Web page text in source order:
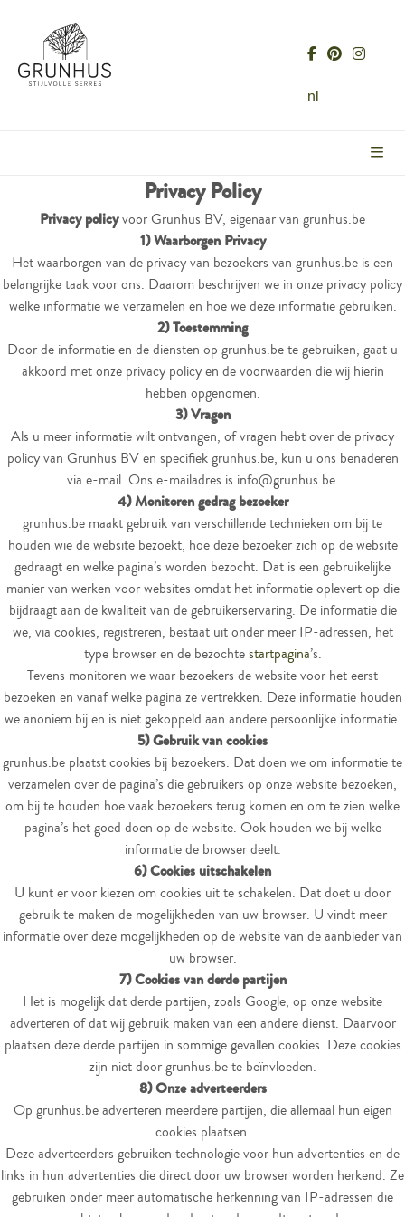
nl
Privacy Policy
Privacy policyvoor Grunhus BV, eigenaar van grunhus.be
1) Waarborgen Privacy
Het waarborgen van de privacy van bezoekers van grunhus.be is een
belangrijke taak voor ons. Daarom beschrijven we in onze privacy policy
welke informatie we verzamelen en hoe we deze informatie gebruiken.
2) Toestemming
Door de informatie en de diensten op grunhus.be te gebruiken, gaat u
akkoord met onze privacy policy en de voorwaarden die wij hierin
hebben opgenomen.
3) Vragen
Als u meer informatie wilt ontvangen, of vragen hebt over de privacy
policy van Grunhus BV en specifiek grunhus.be, kun u ons benaderen
via e-mail. Ons e-mailadres is info@grunhus.be.
4) Monitoren gedrag bezoeker
grunhus.be maakt gebruik van verschillende technieken om bij te
houden wie de website bezoekt, hoe deze bezoeker zich op de website
gedraagt en welke pagina’s worden bezocht. Dat is een gebruikelijke
manier van werken voor websites omdat het informatie oplevert op die
bijdraagt aan de kwaliteit van de gebruikerservaring. De informatie die
we, via cookies, registreren, bestaat uit onder meer IP-adressen, het
type browser en de bezochtestartpagina’s.
Tevens monitoren we waar bezoekers de website voor het eerst
bezoeken en vanaf welke pagina ze vertrekken. Deze informatie houden
we anoniem bij en is niet gekoppeld aan andere persoonlijke informatie.
5) Gebruik van cookies
grunhus.be plaatst cookies bij bezoekers. Dat doen we om informatie te
verzamelen over de pagina’s die gebruikers op onze website bezoeken,
om bij te houden hoe vaak bezoekers terug komen en om te zien welke
pagina’s het goed doen op de website. Ook houden we bij welke
informatie de browser deelt.
6) Cookies uitschakelen
U kunt er voor kiezen om cookies uit te schakelen. Dat doet u door
gebruik te maken de mogelijkheden van uw browser. U vindt meer
informatie over deze mogelijkheden op de website van de aanbieder van
uw browser.
7) Cookies van derde partijen
Het is mogelijk dat derde partijen, zoals Google, op onze website
adverteren of dat wij gebruik maken van een andere dienst. Daarvoor
plaatsen deze derde partijen in sommige gevallen cookies. Deze cookies
zijn niet door grunhus.be te beïnvloeden.
8)Onze adverteerders
Op grunhus.be adverteren meerdere partijen, die allemaal hun eigen
cookies plaatsen.
Deze adverteerders gebruiken technologie voor hun advertenties en de
links in hun advertenties die direct door uw browser worden herkend. Ze
gebruiken onder meer automatische herkenning van IP-adressen die